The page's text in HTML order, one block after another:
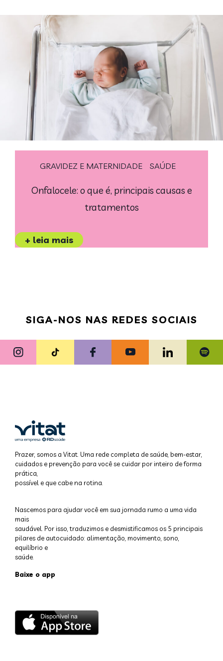
GRAVIDEZ E MATERNIDADE SAÚDE
Onfalocele: o que é, principais causas e
tratamentos
+ leia mais
SIGA-NOS NAS REDES SOCIAIS
Prazer, somos a Vitat. Uma rede completa de saúde, bem-estar,
cuidados e prevenção para você se cuidar por inteiro de forma
prática,
possível e que cabe na rotina.
Nascemos para ajudar você em sua jornada rumo a uma vida
mais
saudável. Por isso, traduzimos e desmistificamos os 5 principais
pilares de autocuidado: alimentação, movimento, sono,
equilíbrio e
saúde.
Baixe o app